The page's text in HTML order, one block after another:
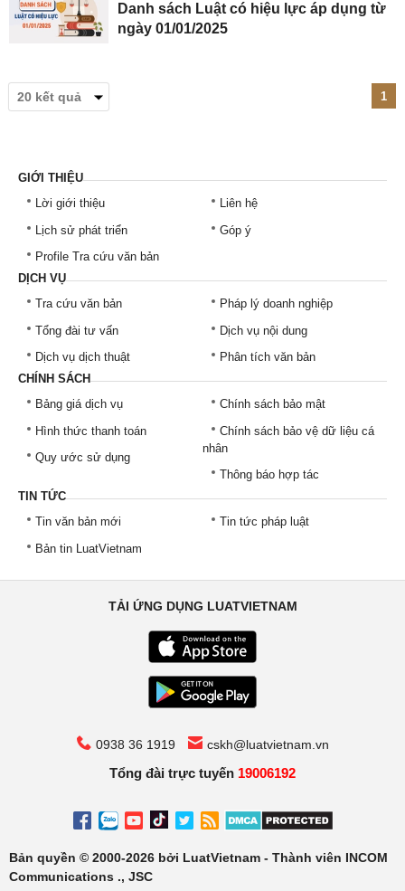
Danh sách Luật có hiệu lực áp dụng từ
ngày 01/01/2025
1
GIỚI THIỆU
Lời giới thiệu
Lịch sử phát triển
Profile Tra cứu văn bản
Liên hệ
Góp ý
DỊCH VỤ
Tra cứu văn bản
Tổng đài tư vấn
Dịch vụ dịch thuật
Pháp lý doanh nghiệp
Dịch vụ nội dung
Phân tích văn bản
CHÍNH SÁCH
Bảng giá dịch vụ
Hình thức thanh toán
Quy ước sử dụng
Chính sách bảo mật
Chính sách bảo vệ dữ liệu cá
nhân
Thông báo hợp tác
TIN TỨC
Tin văn bản mới
Bản tin LuatVietnam
Tin tức pháp luật
TẢI ỨNG DỤNG LUATVIETNAM
0938 36 1919 cskh@luatvietnam.vn
Tổng đài trực tuyến 19006192
Bản quyền © 2000-2026 bởi LuatVietnam - Thành viên INCOM
Communications ., JSC